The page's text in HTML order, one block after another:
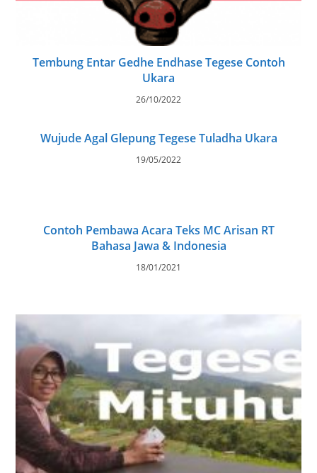
Tembung Entar Gedhe Endhase Tegese Contoh
Ukara
26/10/2022
Wujude Agal Glepung Tegese Tuladha Ukara
19/05/2022
Contoh Pembawa Acara Teks MC Arisan RT
Bahasa Jawa & Indonesia
18/01/2021